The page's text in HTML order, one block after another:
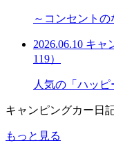
～コンセント
2026.06.10 キャ
119）
人気の「ハッ
キャンピングカー日
もっと見る